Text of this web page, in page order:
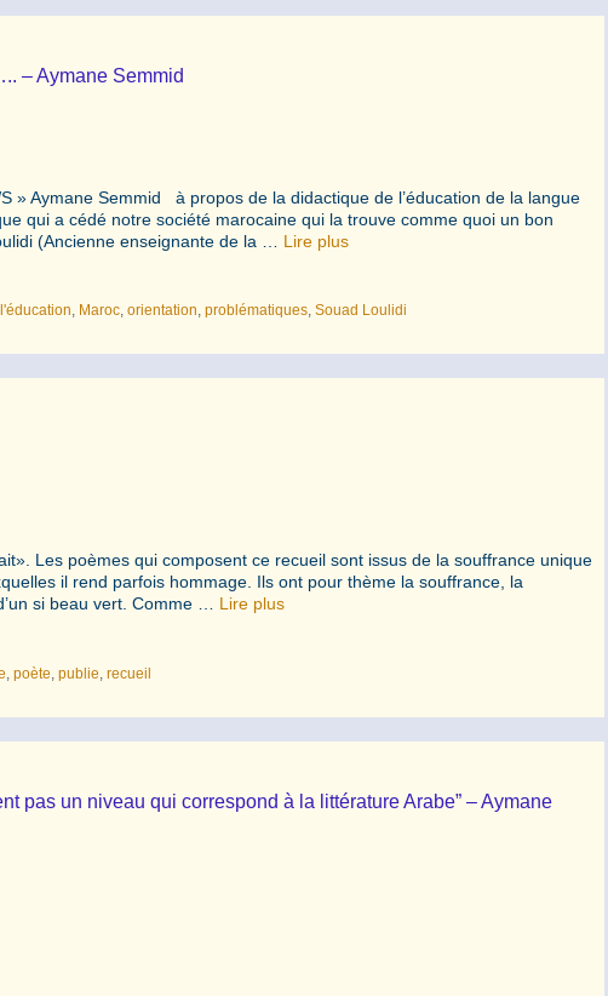
– Aymane Semmid
» Aymane Semmid à propos de la didactique de l’éducation de la langue
qui a cédé notre société marocaine qui la trouve comme quoi un bon
(Ancienne enseignante de la … Lire plus
l'éducation, Maroc,orientation,problématiques,Souad Loulidi
Les poèmes qui composent ce recueil sont issus de la souffrance unique
il rend parfois hommage. Ils ont pour thème la souffrance, la
si beau vert. Comme … Lire plus
,poète,publie,recueil
pas un niveau qui correspond à la littérature Arabe” – Aymane